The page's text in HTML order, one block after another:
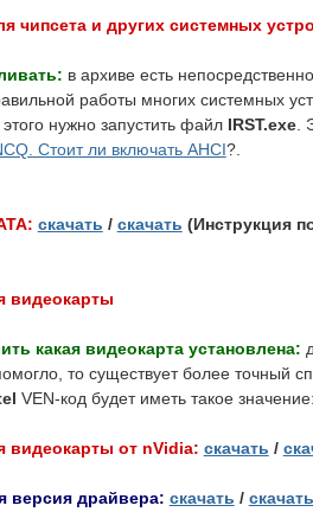
чипсета и других системных
в архиве есть
работы многих системных
нужно запустить файл IRST.exe.
Стоит ли включать AHCI?.
скачать / скачать (Инструкция
видеокарты
какая видеокарта установлена:
то существует более точный
VEN-код будет иметь такое
видеокарты от nVidia: скачать /
версия драйвера: скачать / скачать